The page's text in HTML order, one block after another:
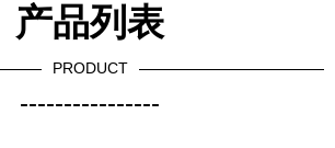
产品列表
PRODUCT
----------------